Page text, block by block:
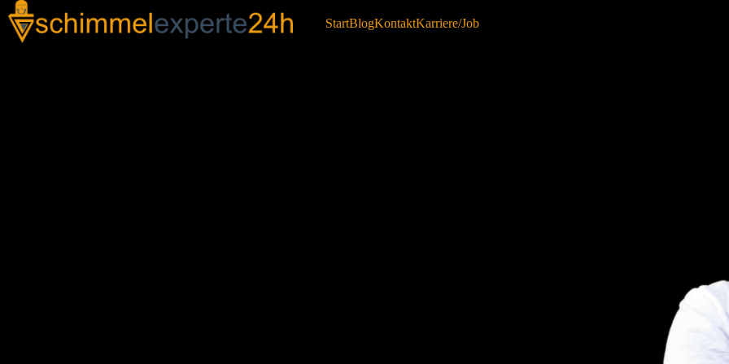
StartBlogKontaktKarriere/Job